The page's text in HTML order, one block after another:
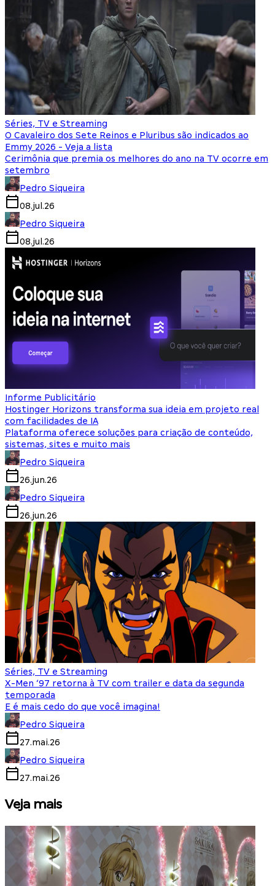
Séries, TV e Streaming
O Cavaleiro dos Sete Reinos e Pluribus são indicados ao
Emmy 2026 - Veja a lista
Cerimônia que premia os melhores do ano na TV ocorre em
setembro
Pedro Siqueira
08.jul.26
Pedro Siqueira
08.jul.26
Informe Publicitário
Hostinger Horizons transforma sua ideia em projeto real
com facilidades de IA
Plataforma oferece soluções para criação de conteúdo,
sistemas, sites e muito mais
Pedro Siqueira
26.jun.26
Pedro Siqueira
26.jun.26
Séries, TV e Streaming
X-Men ‘97 retorna à TV com trailer e data da segunda
temporada
E é mais cedo do que você imagina!
Pedro Siqueira
27.mai.26
Pedro Siqueira
27.mai.26
Veja mais